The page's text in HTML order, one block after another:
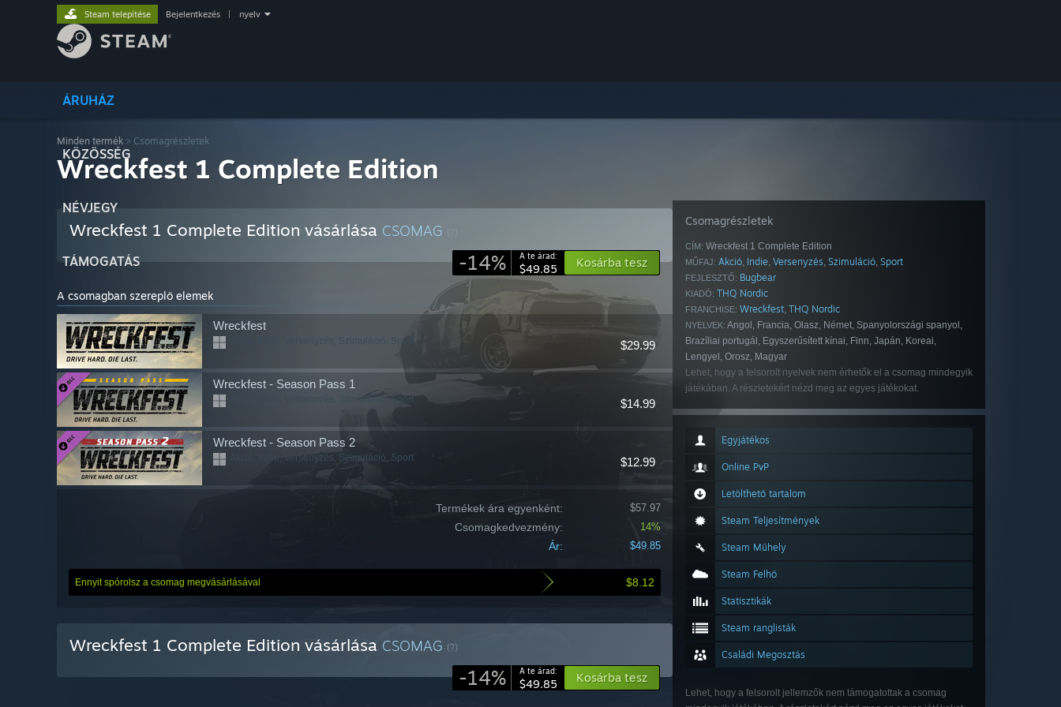
ÁRUHÁZ
KÖZÖSSÉG
NÉVJEGY
TÁMOGATÁS
Steam telepítése Bejelentkezés nyelv
Minden termék > Csomagrészletek
Wreckfest 1 Complete Edition
Wreckfest 1 Complete Edition vásárlása CSOMAG
-14% A te árad:
$49.85 Kosárba tesz
A csomagban szereplő elemek
$29.99
Wreckfest
Akció, Indie, Versenyzés, Szimuláció, Sport
$14.99
Wreckfest - Season Pass 1
Akció, Indie, Versenyzés, Szimuláció, Sport
$12.99
Wreckfest - Season Pass 2
Akció, Indie, Versenyzés, Szimuláció, Sport
$57.97
Termékek ára egyenként:
14%
Csomagkedvezmény:
$49.85
Ár:
$8.12
Ennyit spórolsz a csomag megvásárlásával
Wreckfest 1 Complete Edition vásárlása CSOMAG (?)
-14% A te árad:
$49.85 Kosárba tesz
Csomagrészletek
CÍM: Wreckfest 1 Complete Edition
MŰFAJ: Akció, Indie, Versenyzés, Szimuláció, Sport
FEJLESZTŐ: Bugbear
KIADÓ: THQ Nordic
FRANCHISE: Wreckfest, THQ Nordic
NYELVEK: Angol, Francia, Olasz, Német, Spanyolországi spanyol,
Brazíliai portugál, Egyszerűsített kínai, Finn, Japán, Koreai,
Lengyel, Orosz, Magyar
Lehet, hogy a felsorolt nyelvek nem érhetők el a csomag mindegyik
játékában. A részletekért nézd meg az egyes játékokat.
Egyjátékos
Online PvP
Letölthető tartalom
Steam Teljesítmények
Steam Műhely
Steam Felhő
Statisztikák
Steam ranglisták
Családi Megosztás
Lehet, hogy a felsorolt jellemzők nem támogatottak a csomag